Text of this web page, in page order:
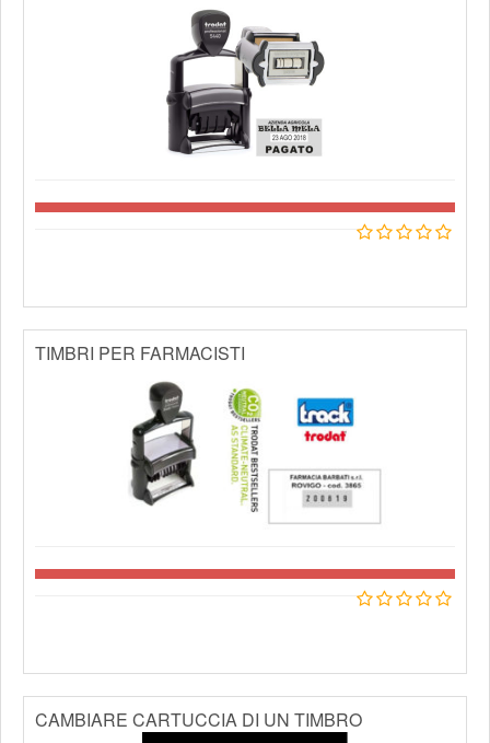
TIMBRI PER FARMACISTI
CAMBIARE CARTUCCIA DI UN TIMBRO